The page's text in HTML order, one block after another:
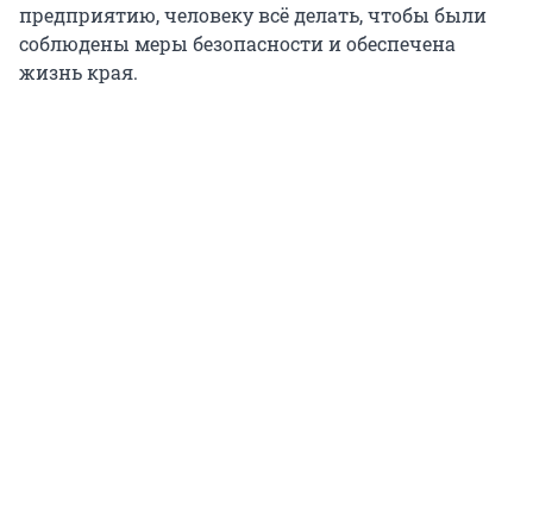
предприятию, человеку всё делать, чтобы были
соблюдены меры безопасности и обеспечена
жизнь края.